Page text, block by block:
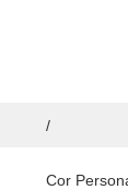
/
Cor